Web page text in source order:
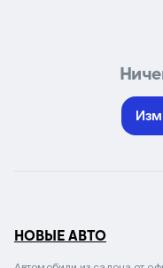
НОВЫЕ АВТО